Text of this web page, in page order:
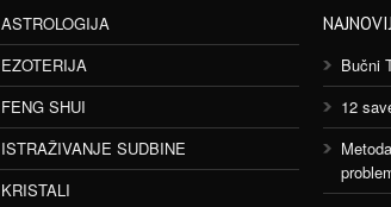
ASTROLOGIJA
EZOTERIJA
FENG SHUI
ISTRAŽIVANJE SUDBINE
KRISTALI
Bučni
12